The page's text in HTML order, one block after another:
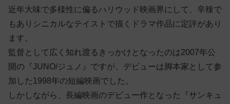
近年大味で多様性に偏るハリウッド映画界にして、辛辣で
もありシニカルなテイストで描くドラマ作品に定評があり
ます。
監督として広く知れ渡るきっかけとなったのは2007年公
開の『JUNO/ジュノ』ですが、デビューは脚本家として参
加した1998年の短編映画でした。
しかしながら、長編映画のデビュー作となった『サンキュ